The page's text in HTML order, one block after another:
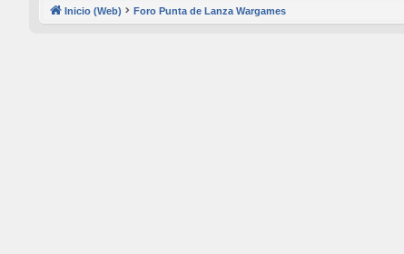
Inicio (Web) Foro Punta de Lanza Wargames